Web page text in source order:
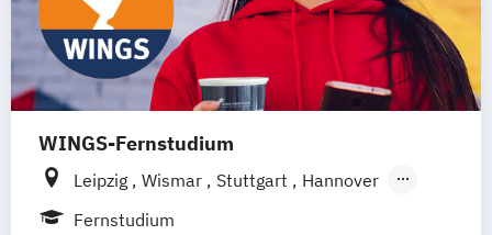
WINGS-Fernstudium
Leipzig Wismar Stuttgart
Hannover
Frankfurt am Main
Fernstudium